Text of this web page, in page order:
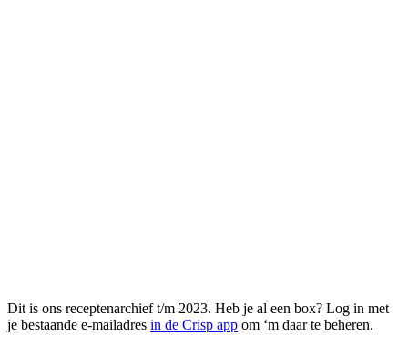
Dit is ons receptenarchief t/m 2023. Heb je al een box? Log in met
je bestaande e-mailadres in de Crisp app om ‘m daar te beheren.